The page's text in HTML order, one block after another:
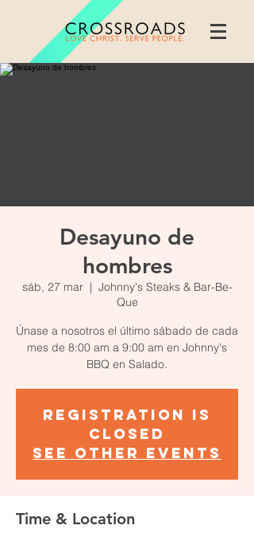
Desayuno de
hombres
sáb, 27 mar
  |
Johnny's Steaks & Bar-Be-
Que
Únase a nosotros el último sábado de cada
mes de 8:00 am a 9:00 am en Johnny's
BBQ en Salado.
Registration is
Closed
See other events
Time & Location